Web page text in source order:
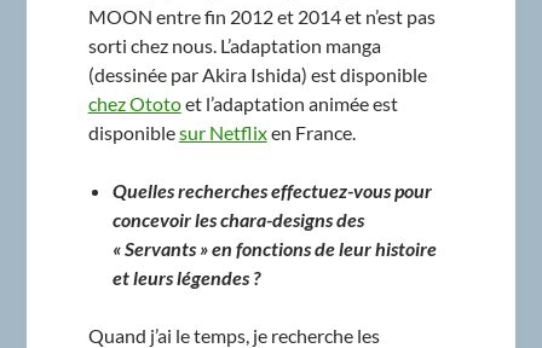
MOON entre fin 2012 et 2014 et n’est pas
sorti chez nous. L’adaptation manga
(dessinée par Akira Ishida) est disponible
chez Ototoet l’adaptation animée est
disponiblesur Netflixen France.
Quelles recherches effectuez-vous pour
concevoir les chara-designs des
« Servants » en fonctions de leur histoire
et leurs légendes ?
Quand j’ai le temps, je recherche les